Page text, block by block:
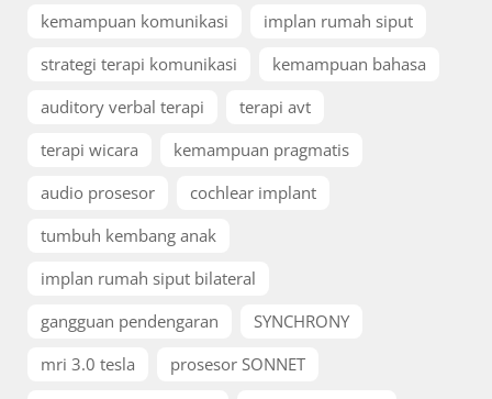
kemampuan komunikasi
implan rumah siput
strategi terapi komunikasi
kemampuan bahasa
auditory verbal terapi
terapi avt
terapi wicara
kemampuan pragmatis
audio prosesor
cochlear implant
tumbuh kembang anak
implan rumah siput bilateral
gangguan pendengaran
SYNCHRONY
mri 3.0 tesla
prosesor SONNET